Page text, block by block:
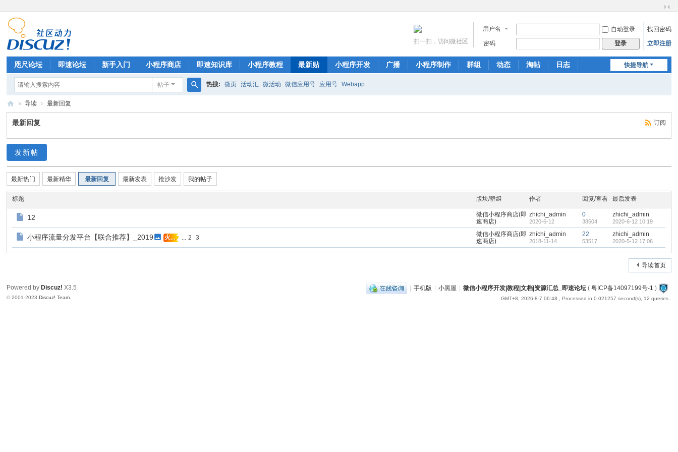
换
到
窄
用户名 自动登录
找回密码
密码
登录 立即注册
扫一扫，访问微社区
快捷导航
咫尺论坛 即速论坛 新手入门 小程序商店 即速知识库 小程序教程 最新贴 小程序开发 广播 小程序制作 群组 动态 淘帖
日志
帖子
索
热搜: 微页 活动汇 微活动 微信应用号 应用号 Webapp
微
小
程
序
开
程
» 导读 › 最新回复
订阅
最新回复
发新帖
最新热门 最新精华 最新回复 最新发表 抢沙发 我的帖子
标题 版块/群组 作者 回复/查看 最后发表
12
微信小程序商店(即
速商店)
zhichi_admin
2020-6-12
0
38504
zhichi_admin
2020-6-12 10:19
小程序流量分发平台【联合推荐】_2019 火... ... 2 3
微信小程序商店(即
速商店)
zhichi_admin
2018-11-14
22
53517
zhichi_admin
2020-5-12 17:06
导读首页
| 手机版 | 小黑屋 | 微信小程序开发|教程|文档|资源汇总_即速论坛( 粤ICP备14097199号-1 )
GMT+8, 2026-8-7 06:48 , Processed in 0.021257 second(s), 12 queries .
Powered by Discuz! X3.5
© 2001-2023Discuz! Team